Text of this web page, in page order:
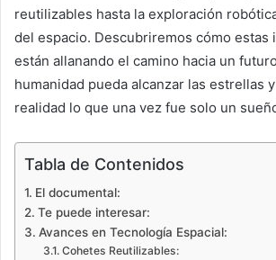
reutilizables hasta la exploración
del espacio. Descubriremos cómo estas
están allanando el camino hacia un
humanidad pueda alcanzar las estrellas
realidad lo que una vez fue solo un
Tabla de Contenidos
El documental:
Te puede interesar:
Avances en Tecnología Espacial:
Cohetes Reutilizables: